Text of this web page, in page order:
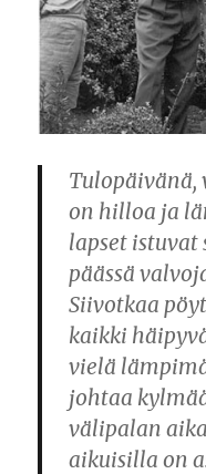
Tulopäivänä,
on hilloa ja
lapset istuvat
päässä
Siivotkaa
kaikki
vielä
johtaa
välipalan
aikuisilla on